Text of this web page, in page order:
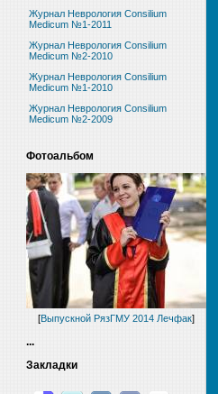
Журнал Неврология Consilium
Medicum №1-2011
Журнал Неврология Consilium
Medicum №2-2010
Журнал Неврология Consilium
Medicum №1-2010
Журнал Неврология Consilium
Medicum №2-2009
Фотоальбом
[Выпускной РязГМУ 2014 Лечфак]
...
Закладки